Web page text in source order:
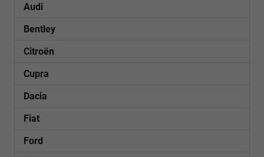
Audi
Bentley
Citroën
Cupra
Dacia
Fiat
Ford